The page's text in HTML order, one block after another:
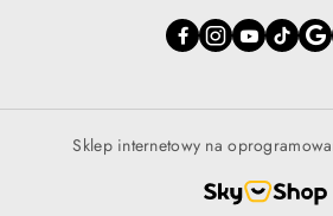
Sklep internetowy na